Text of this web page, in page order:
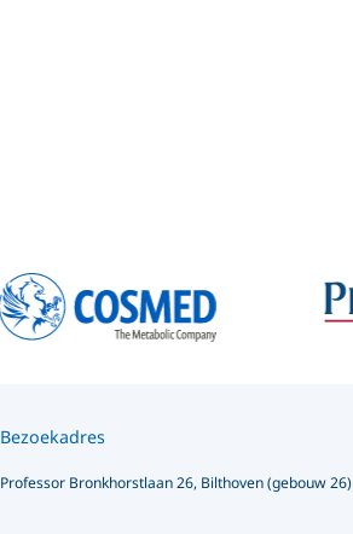
Bezoekadres
Professor Bronkhorstlaan 26, Bilthoven (gebouw 26)